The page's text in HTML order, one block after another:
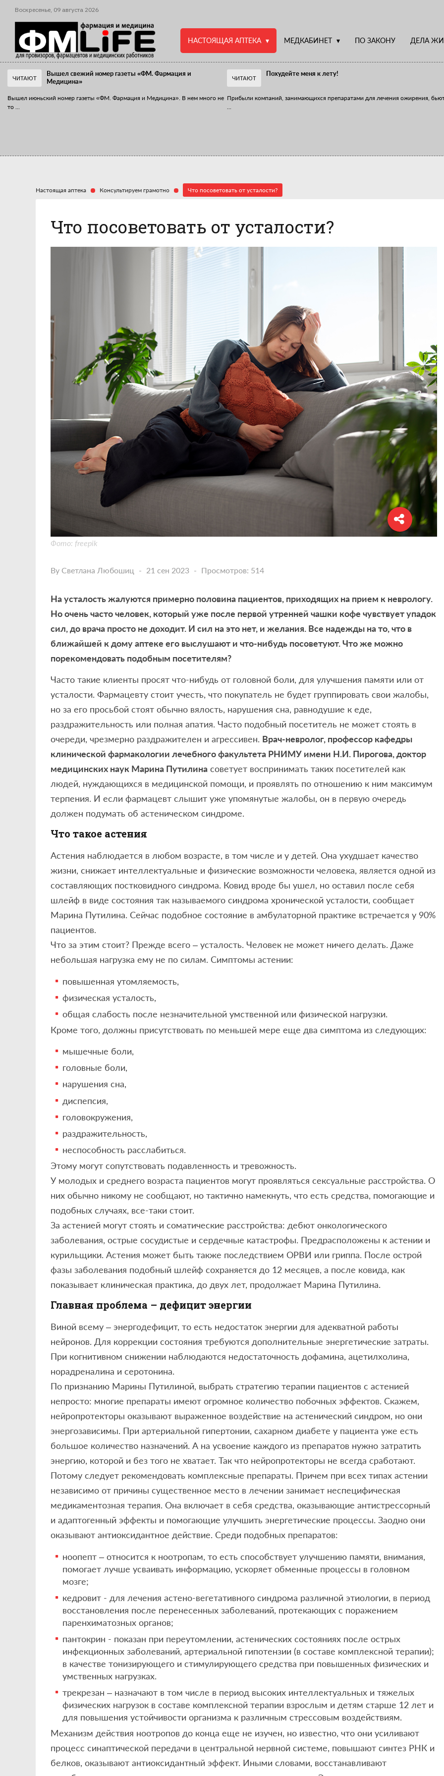
Воскресенье, 09 августа 2026
НАСТОЯЩАЯ АПТЕКА МЕДКАБИНЕТ ПО ЗАКОНУ ДЕЛА
ЧИТАЮТ
Вышел свежий номер газеты «ФМ. Фармация и
Медицина»
Вышел июньский номер газеты «ФМ. Фармация и Медицина». В нем много не
то
ЧИТАЮТ
Похудейте меня к лету!
Прибыли компаний, занимающихся препаратами для лечения ожирения,
Настоящая аптека Консультируем грамотно Что посоветовать от усталости?
Что посоветовать от усталости?
Фото: freepik
By Светлана Любошиц 21 сен 2023 Просмотров: 514
На усталость жалуются примерно половина пациентов, приходящих на прием к неврологу.
Но очень часто человек, который уже после первой утренней чашки кофе чувствует упадок
сил, до врача просто не доходит. И сил на это нет, и желания. Все надежды на то, что в
ближайшей к дому аптеке его выслушают и что-нибудь посоветуют. Что же можно
порекомендовать подобным посетителям?
Часто такие клиенты просят что-нибудь от головной боли, для улучшения памяти или от
усталости. Фармацевту стоит учесть, что покупатель не будет группировать свои жалобы,
но за его просьбой стоят обычно вялость, нарушения сна, равнодушие к еде,
раздражительность или полная апатия. Часто подобный посетитель не может стоять в
очереди, чрезмерно раздражителен и агрессивен. Врач-невролог, профессор кафедры
клинической фармакологии лечебного факультета РНИМУ имени Н.И. Пирогова, доктор
медицинских наук Марина Путилина советует воспринимать таких посетителей как
людей, нуждающихся в медицинской помощи, и проявлять по отношению к ним максимум
терпения. И если фармацевт слышит уже упомянутые жалобы, он в первую очередь
должен подумать об астеническом синдроме.
Что такое астения
Астения наблюдается в любом возрасте, в том числе и у детей. Она ухудшает качество
жизни, снижает интеллектуальные и физические возможности человека, является одной из
составляющих постковидного синдрома. Ковид вроде бы ушел, но оставил после себя
шлейф в виде состояния так называемого синдрома хронической усталости, сообщает
Марина Путилина. Сейчас подобное состояние в амбулаторной практике встречается у 90%
пациентов.
Что за этим стоит? Прежде всего – усталость. Человек не может ничего делать. Даже
небольшая нагрузка ему не по силам. Симптомы астении:
повышенная утомляемость,
физическая усталость,
общая слабость после незначительной умственной или физической нагрузки.
Кроме того, должны присутствовать по меньшей мере еще два симптома из следующих:
мышечные боли,
головные боли,
нарушения сна,
диспепсия,
головокружения,
раздражительность,
неспособность расслабиться.
Этому могут сопутствовать подавленность и тревожность.
У молодых и среднего возраста пациентов могут проявляться сексуальные расстройства. О
них обычно никому не сообщают, но тактично намекнуть, что есть средства, помогающие и
подобных случаях, все-таки стоит.
За астенией могут стоять и соматические расстройства: дебют онкологического
заболевания, острые сосудистые и сердечные катастрофы. Предрасположены к астении и
курильщики. Астения может быть также последствием ОРВИ или гриппа. После острой
фазы заболевания подобный шлейф сохраняется до 12 месяцев, а после ковида, как
показывает клиническая практика, до двух лет, продолжает Марина Путилина.
Главная проблема – дефицит энергии
Виной всему – энергодефицит, то есть недостаток энергии для адекватной работы
нейронов. Для коррекции состояния требуются дополнительные энергетические затраты.
При когнитивном снижении наблюдаются недостаточность дофамина, ацетилхолина,
норадреналина и серотонина.
По признанию Марины Путилиной, выбрать стратегию терапии пациентов с астенией
непросто: многие препараты имеют огромное количество побочных эффектов. Скажем,
нейропротекторы оказывают выраженное воздействие на астенический синдром, но они
энергозависимы. При артериальной гипертонии, сахарном диабете у пациента уже есть
большое количество назначений. А на усвоение каждого из препаратов нужно затратить
энергию, которой и без того не хватает. Так что нейропротекторы не всегда сработают.
Потому следует рекомендовать комплексные препараты. Причем при всех типах астении
независимо от причины существенное место в лечении занимает неспецифическая
медикаментозная терапия. Она включает в себя средства, оказывающие антистрессорный
и адаптогенный эффекты и помогающие улучшить энергетические процессы. Заодно они
оказывают антиоксидантное действие. Среди подобных препаратов:
ноопепт – относится к ноотропам, то есть способствует улучшению памяти, внимания,
помогает лучше усваивать информацию, ускоряет обменные процессы в головном
мозге;
кедровит - для лечения астено-вегетативного синдрома различной этиологии, в период
восстановления после перенесенных заболеваний, протекающих с поражением
паренхиматозных органов;
пантокрин - показан при переутомлении, астенических состояниях после острых
инфекционных заболеваний, артериальной гипотензии (в составе комплексной терапии);
в качестве тонизирующего и стимулирующего средства при повышенных физических и
умственных нагрузках.
трекрезан – назначают в том числе в период высоких интеллектуальных и тяжелых
физических нагрузок в составе комплексной терапии взрослым и детям старше 12 лет и
для повышения устойчивости организма к различным стрессовым воздействиям.
Механизм действия ноотропов до конца еще не изучен, но известно, что они усиливают
процесс синаптической передачи в центральной нервной системе, повышают синтез РНК и
белков, оказывают антиоксидантный эффект. Иными словами, восстанавливают